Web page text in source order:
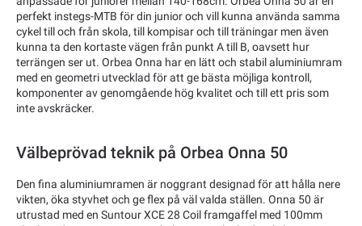
perfekt instegs-MTB för din junior och vill kunna använda samma
cykel till och från skola, till kompisar och till träningar men även
kunna ta den kortaste vägen från punkt A till B, oavsett hur
terrängen ser ut. Orbea Onna har en lätt och stabil aluminiumram
med en geometri utvecklad för att ge bästa möjliga kontroll,
komponenter av genomgående hög kvalitet och till ett pris som
inte avskräcker.
Välbeprövad teknik på Orbea Onna 50
Den fina aluminiumramen är noggrant designad för att hålla nere
vikten, öka styvhet och ge flex på väl valda ställen. Onna 50 är
utrustad med en Suntour XCE 28 Coil framgaffel med 100mm